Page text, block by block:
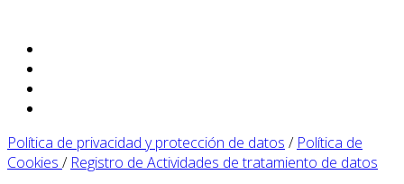
Política de privacidad y protección de datos / Política de
Cookies / Registro de Actividades de tratamiento de datos